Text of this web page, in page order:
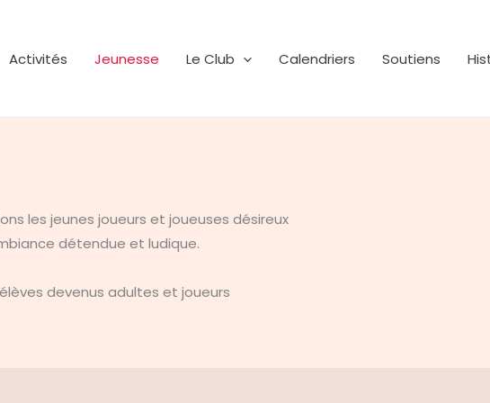
Activités Jeunesse Le Club Calendriers Soutiens
les jeunes joueurs et joueuses désireux
détendue et ludique.
devenus adultes et joueurs